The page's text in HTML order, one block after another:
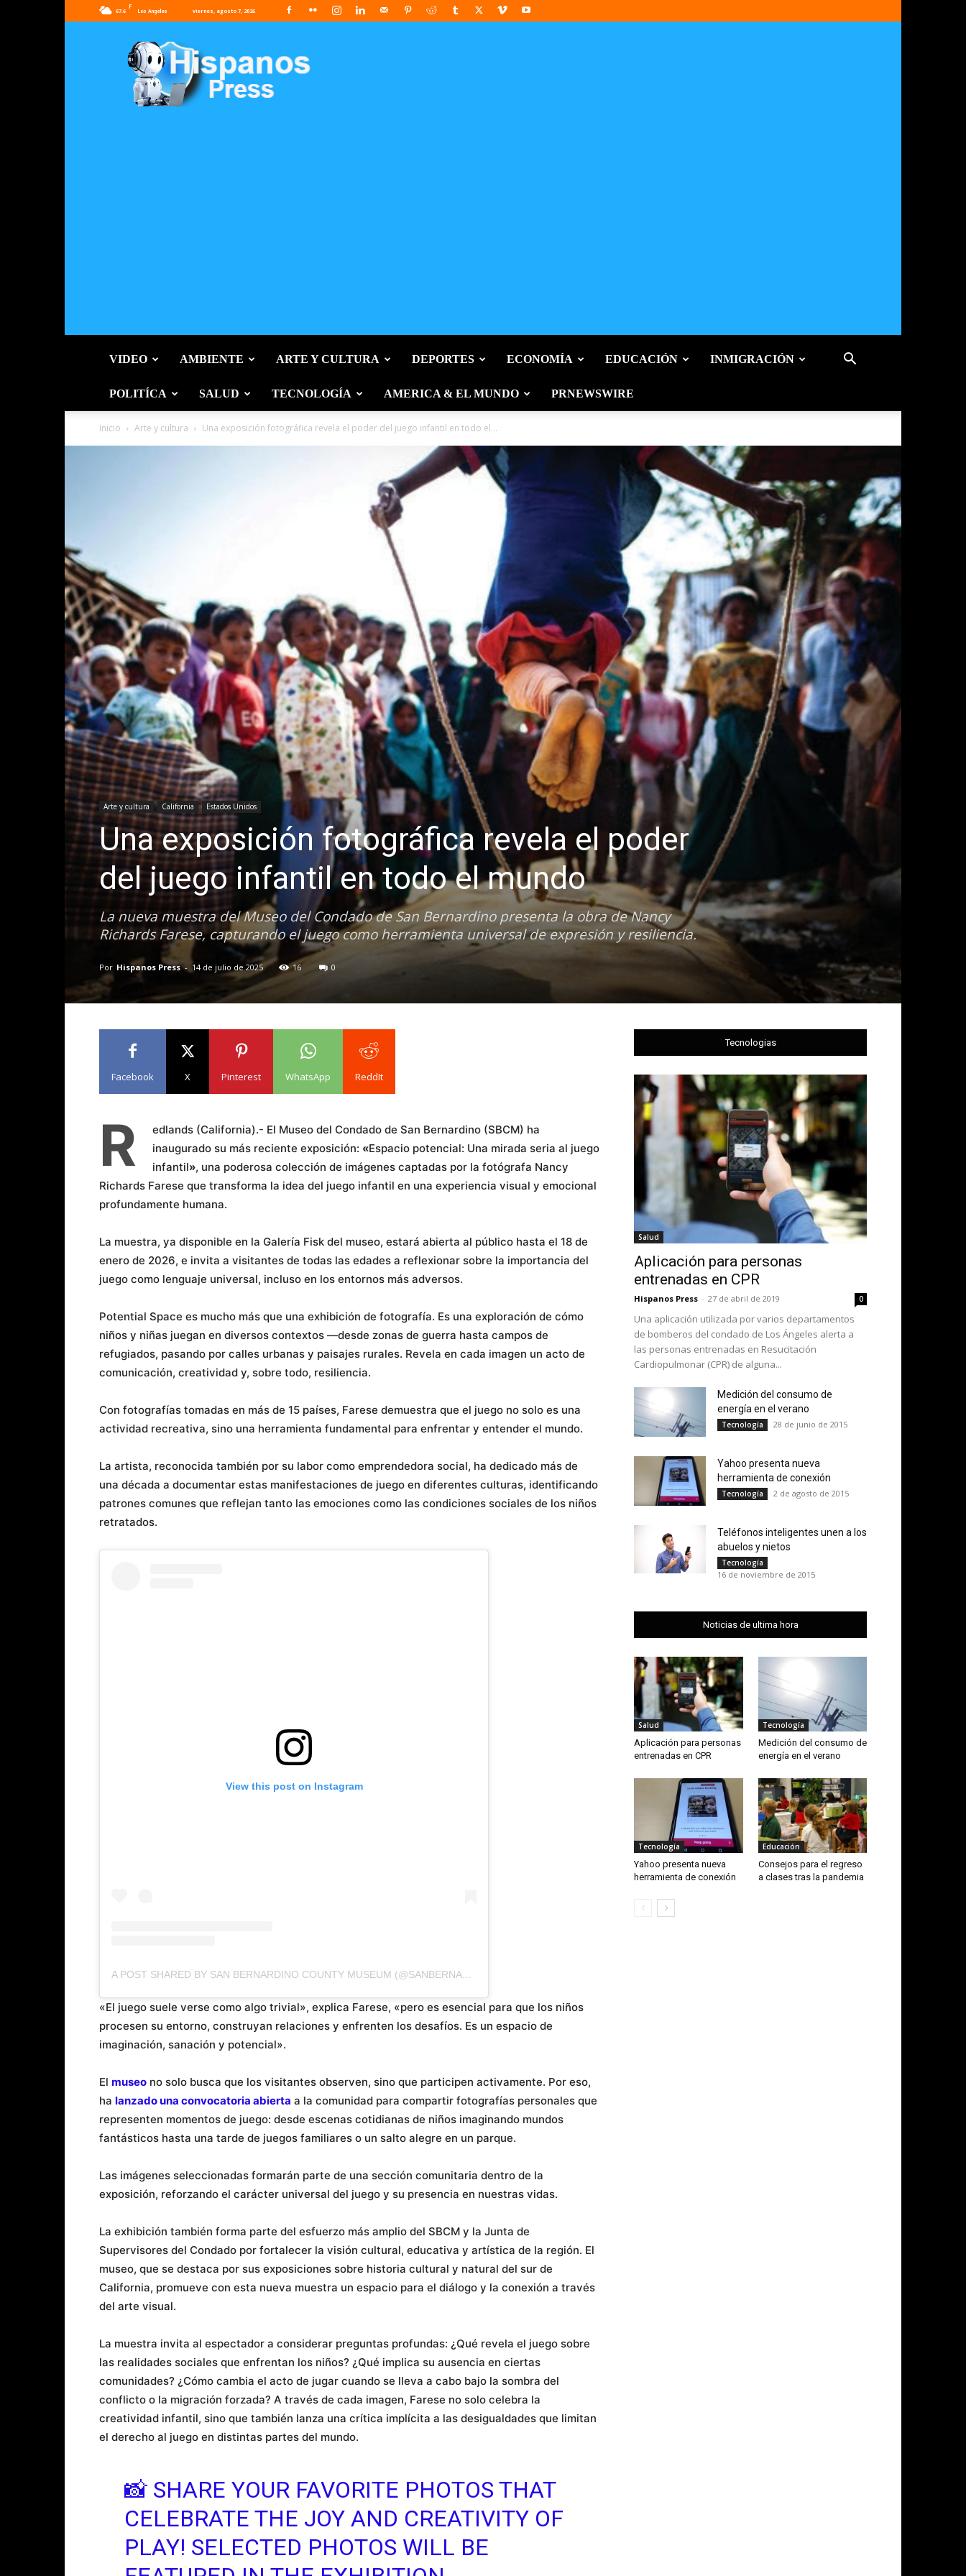
67.6
F
Los Angeles viernes, agosto 7, 2026
Press
VIDEO AMBIENTE ARTE Y CULTURA DEPORTES ECONOMÍA EDUCACIÓN INMIGRACIÓN
POLITÍCA SALUD TECNOLOGÍA AMERICA & EL MUNDO PRNEWSWIRE
Inicio Arte y cultura Una exposición fotográfica revela el poder del juego infantil en todo el...
Arte y cultura California Estados Unidos
Una exposición fotográfica revela el poder
del juego infantil en todo el mundo
La nueva muestra del Museo del Condado de San Bernardino presenta la obra de Nancy
Richards Farese, capturando el juego como herramienta universal de expresión y resiliencia.
Por Hispanos Press - 14 de julio de 2025 16 0
Facebook X Pinterest WhatsApp ReddIt
R
edlands (California).- El Museo del Condado de San Bernardino (SBCM) ha
inaugurado su más reciente exposición: «Espacio potencial: Una mirada seria al juego
infantil», una poderosa colección de imágenes captadas por la fotógrafa Nancy
Richards Farese que transforma la idea del juego infantil en una experiencia visual y emocional
profundamente humana.
La muestra, ya disponible en la Galería Fisk del museo, estará abierta al público hasta el 18 de
enero de 2026, e invita a visitantes de todas las edades a reflexionar sobre la importancia del
juego como lenguaje universal, incluso en los entornos más adversos.
Potential Space es mucho más que una exhibición de fotografía. Es una exploración de cómo
niños y niñas juegan en diversos contextos —desde zonas de guerra hasta campos de
refugiados, pasando por calles urbanas y paisajes rurales. Revela en cada imagen un acto de
comunicación, creatividad y, sobre todo, resiliencia.
Con fotografías tomadas en más de 15 países, Farese demuestra que el juego no solo es una
actividad recreativa, sino una herramienta fundamental para enfrentar y entender el mundo.
La artista, reconocida también por su labor como emprendedora social, ha dedicado más de
una década a documentar estas manifestaciones de juego en diferentes culturas, identificando
patrones comunes que reflejan tanto las emociones como las condiciones sociales de los niños
retratados.
View this post on Instagram
A POST SHARED BY SAN BERNARDINO COUNTY MUSEUM (@SANBERNARDINOCOUNTYMUSEUM)
«El juego suele verse como algo trivial», explica Farese, «pero es esencial para que los niños
procesen su entorno, construyan relaciones y enfrenten los desafíos. Es un espacio de
imaginación, sanación y potencial».
El museo no solo busca que los visitantes observen, sino que participen activamente. Por eso,
ha lanzado una convocatoria abierta a la comunidad para compartir fotografías personales que
representen momentos de juego: desde escenas cotidianas de niños imaginando mundos
fantásticos hasta una tarde de juegos familiares o un salto alegre en un parque.
Las imágenes seleccionadas formarán parte de una sección comunitaria dentro de la
exposición, reforzando el carácter universal del juego y su presencia en nuestras vidas.
La exhibición también forma parte del esfuerzo más amplio del SBCM y la Junta de
Supervisores del Condado por fortalecer la visión cultural, educativa y artística de la región. El
museo, que se destaca por sus exposiciones sobre historia cultural y natural del sur de
California, promueve con esta nueva muestra un espacio para el diálogo y la conexión a través
del arte visual.
La muestra invita al espectador a considerar preguntas profundas: ¿Qué revela el juego sobre
las realidades sociales que enfrentan los niños? ¿Qué implica su ausencia en ciertas
comunidades? ¿Cómo cambia el acto de jugar cuando se lleva a cabo bajo la sombra del
conflicto o la migración forzada? A través de cada imagen, Farese no solo celebra la
creatividad infantil, sino que también lanza una crítica implícita a las desigualdades que limitan
el derecho al juego en distintas partes del mundo.
📸 SHARE YOUR FAVORITE PHOTOS THAT
CELEBRATE THE JOY AND CREATIVITY OF
PLAY! SELECTED PHOTOS WILL BE
Tecnologias
Salud
Aplicación para personas
entrenadas en CPR
Hispanos Press - 27 de abril de 2019 0
Una aplicación utilizada por varios departamentos
de bomberos del condado de Los Ángeles alerta a
las personas entrenadas en Resucitación
Cardiopulmonar (CPR) de alguna...
Medición del consumo de
energía en el verano
Tecnología 28 de junio de 2015
Yahoo presenta nueva
herramienta de conexión
Tecnología 2 de agosto de 2015
Teléfonos inteligentes unen a los
abuelos y nietos
Tecnología
16 de noviembre de 2015
Noticias de ultima hora
Salud
Aplicación para personas
entrenadas en CPR
Tecnología
Medición del consumo de
energía en el verano
Tecnología
Yahoo presenta nueva
herramienta de conexión
Educación
Consejos para el regreso
a clases tras la pandemia